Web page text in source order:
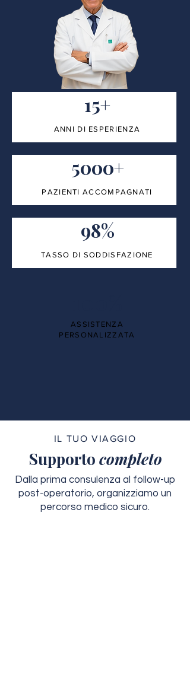
15+
ANNI DI ESPERIENZA
5000+
PAZIENTI ACCOMPAGNATI
98%
TASSO DI SODDISFAZIONE
ASSISTENZA
PERSONALIZZATA
IL TUO VIAGGIO
Supporto completo
Dalla prima consulenza al follow-up
post-operatorio, organizziamo un
percorso medico sicuro.